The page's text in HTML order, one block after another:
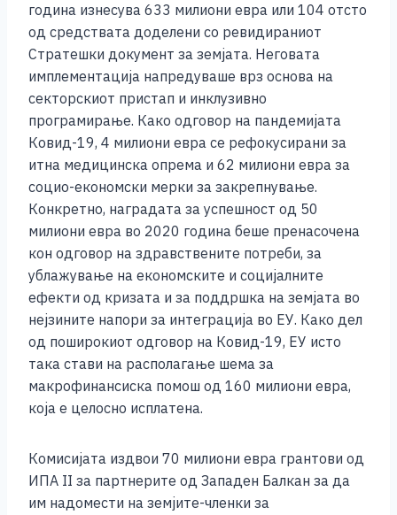
година изнесува 633 милиони евра или 104 отсто
од средствата доделени со ревидираниот
Стратешки документ за земјата. Неговата
имплементација напредуваше врз основа на
секторскиот пристап и инклузивно
програмирање. Како одговор на пандемијата
Ковид-19, 4 милиони евра се рефокусирани за
итна медицинска опрема и 62 милиони евра за
социо-економски мерки за закрепнување.
Конкретно, наградата за успешност од 50
милиони евра во 2020 година беше пренасочена
кон одговор на здравствените потреби, за
ублажување на економските и социјалните
ефекти од кризата и за поддршка на земјата во
нејзините напори за интеграција во ЕУ. Како дел
од поширокиот одговор на Ковид-19, ЕУ исто
така стави на располагање шема за
макрофинансиска помош од 160 милиони евра,
која е целосно исплатена.
Комисијата издвои 70 милиони евра грантови од
ИПА II за партнерите од Западен Балкан за да
им надомести на земјите-членки за